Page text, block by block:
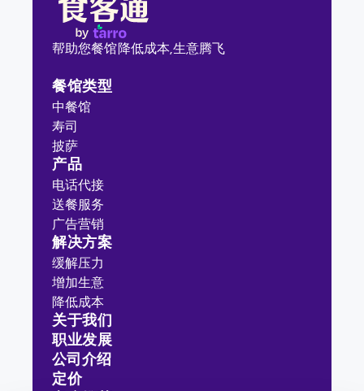
帮助您餐馆降低成本,生意腾飞
餐馆类型
中餐馆
寿司
披萨
产品
电话代接
送餐服务
广告营销
解决方案
缓解压力
增加生意
降低成本
关于我们
职业发展
公司介绍
定价